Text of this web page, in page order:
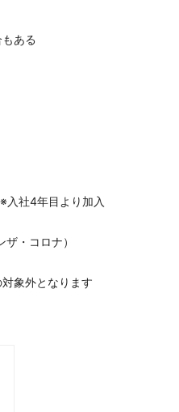
ある
入社4年目より加入
・コロナ）
象外となります